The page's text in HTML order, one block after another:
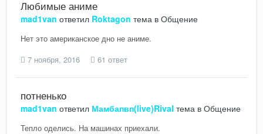
Любимые аниме
mad1van ответил Roktagon тема в Общение
Нет это американское дно не аниме.
7 ноября, 2016
61 ответ
потненько
mad1van ответил Мамбапвп(live)Rival тема в Общение
Тепло оделись. На машинах приехали.